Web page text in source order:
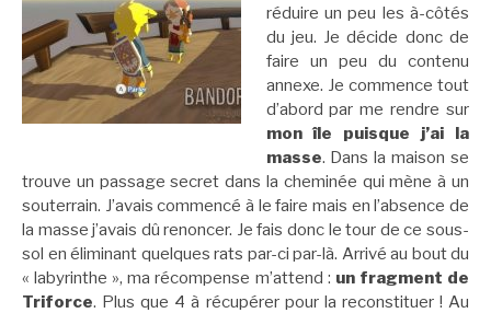
réduire un peu les à-côtés
du jeu. Je décide donc de
faire un peu du contenu
annexe. Je commence tout
d’abord par me rendre sur
mon île puisque j’ai la
masse. Dans la maison se
trouve un passage secret dans la cheminée qui mène à un
souterrain. J’avais commencé à le faire mais en l’absence de
la masse j’avais dû renoncer. Je fais donc le tour de ce sous-
sol en éliminant quelques rats par-ci par-là. Arrivé au bout du
« labyrinthe », ma récompense m’attend : un fragment de
Triforce. Plus que 4 à récupérer pour la reconstituer ! Au